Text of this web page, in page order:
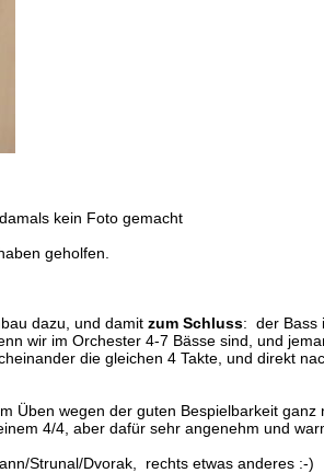
kein Foto gemacht
geholfen.
dazu, und damit zum Schluss: der Bass
wir im Orchester 4-7 Bässe sind, und
die gleichen 4 Takte, und direkt
Üben wegen der guten Bespielbarkeit ganz
4/4, aber dafür sehr angenehm und
Strunal/Dvorak, rechts etwas anderes :-)